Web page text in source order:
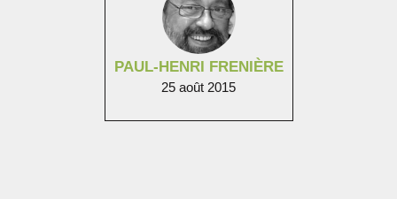
PAUL-HENRI FRENIÈRE
25 août 2015